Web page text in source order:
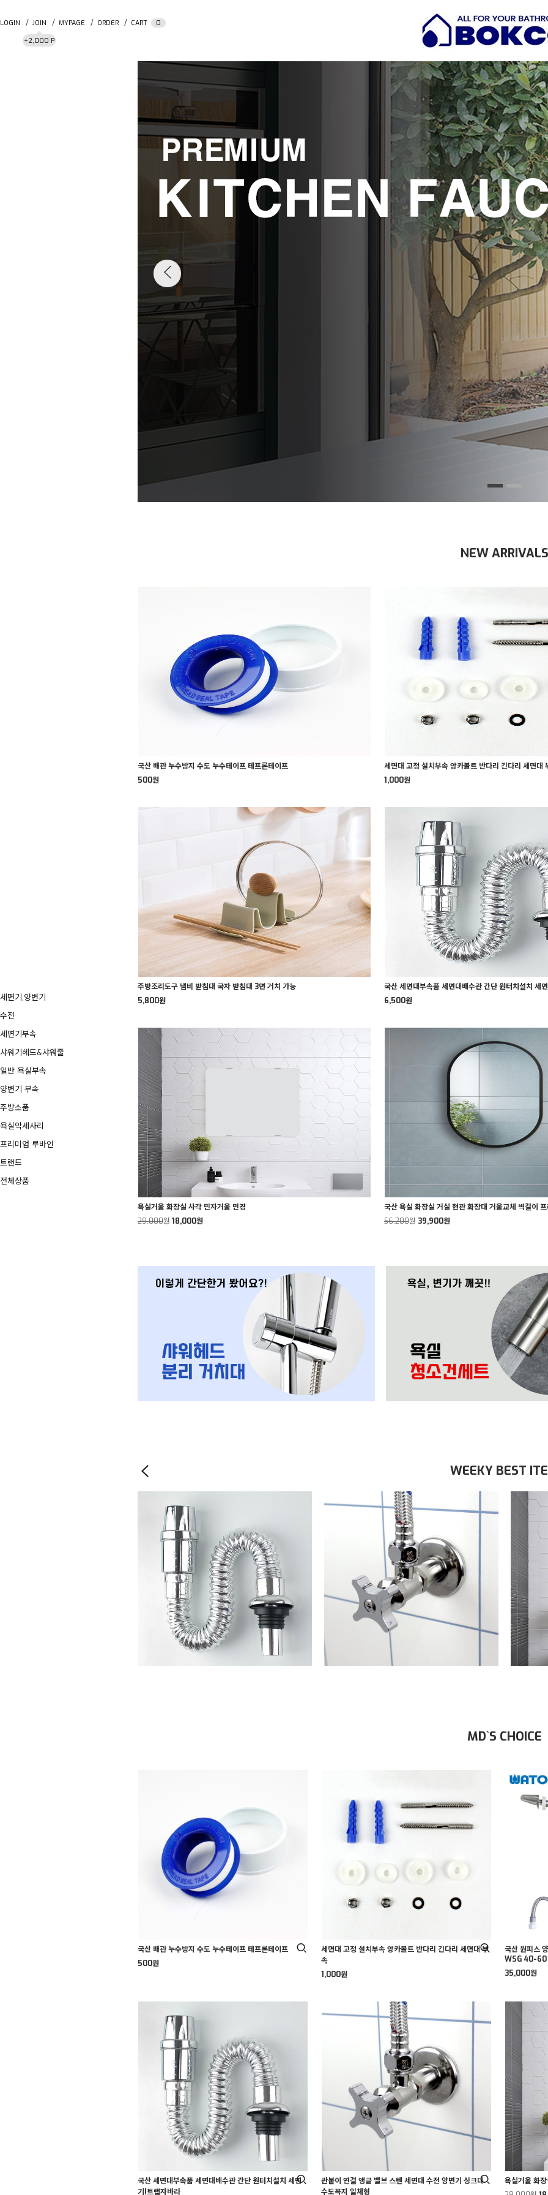
LOGIN
JOIN
+2,000 P
MYPAGE ORDER CART 0
세면기,양변기
수전
세면기부속
샤워기헤드&샤워줄
일반 욕실부속
양변기 부속
주방소품
욕실악세사리
프리미엄 루바인
트랜드
전체상품
NEW ARRIVALS
국산 배관 누수방지 수도 누수테이프 테프론테이프
500원
세면대 고정 설치부속 앙카볼트 반다리 긴다리 세면대
1,000원
주방조리도구 냄비 받침대 국자 받침대 3면 거치 가능
5,800원
국산 세면대부속품 세면대배수관 간단 원터치설치 세
6,500원
욕실거울 화장실 사각 민자거울 민경
29,000원 18,000원
국산 욕실 화장실 거실 현관 화장대 거울교체 벽걸이
56,200원 39,900원
WEEKY BEST
MD`S CHOICE
국산 배관 누수방지 수도 누수테이프 테프론테이프
500원
세면대 고정 설치부속 앙카볼트 반다리 긴다리 세면대 부
속
1,000원
국산 원피스
WSG 40-60
35,000원
국산 세면대부속품 세면대배수관 간단 원터치설치 세면
기I트랩자바라
관붙이 연결 앵글 밸브 스텐 세면대 수전 양변기 싱크대
수도꼭지 일체형
욕실거울 화